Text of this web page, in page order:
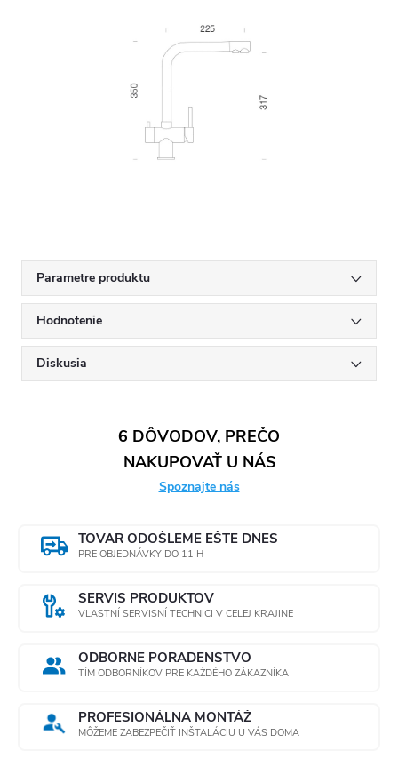
Parametre produktu
Hodnotenie
Diskusia
6 DÔVODOV, PREČO
NAKUPOVAŤ U NÁS
Spoznajte nás
TOVAR ODOŠLEME EŠTE DNES
PRE OBJEDNÁVKY DO 11 H
SERVIS PRODUKTOV
VLASTNÍ SERVISNÍ TECHNICI V CELEJ KRAJINE
ODBORNÉ PORADENSTVO
TÍM ODBORNÍKOV PRE KAŽDÉHO ZÁKAZNÍKA
PROFESIONÁLNA MONTÁŽ
MÔŽEME ZABEZPEČIŤ INŠTALÁCIU U VÁS DOMA